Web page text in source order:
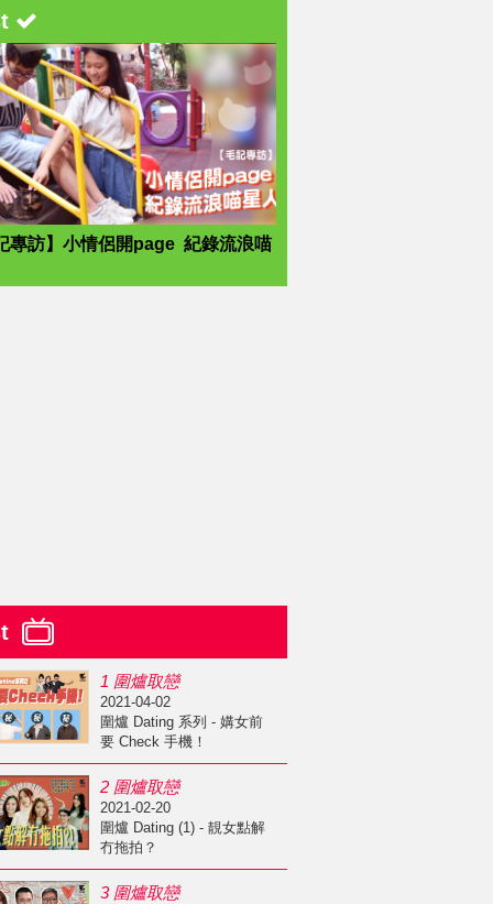
專訪】小情侶開page 紀錄流浪喵
1 圍爐取戀
2021-04-02
圍爐 Dating 系列 - 媾女前
要 Check 手機！
2 圍爐取戀
2021-02-20
圍爐 Dating (1) - 靚女點解
冇拖拍？
3 圍爐取戀